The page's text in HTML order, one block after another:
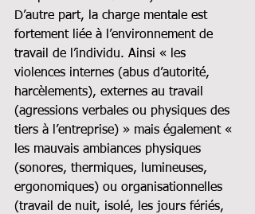
D’autre part, la charge mentale est
fortement liée à l’environnement de
travail de l’individu. Ainsi « les
violences internes (abus d’autorité,
harcèlements), externes au travail
(agressions verbales ou physiques des
tiers à l’entreprise) » mais également «
les mauvais ambiances physiques
(sonores, thermiques, lumineuses,
ergonomiques) ou organisationnelles
(travail de nuit, isolé, les jours fériés,